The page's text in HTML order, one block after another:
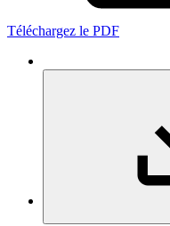
Téléchargez le PDF